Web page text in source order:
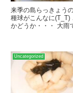
来季の島らっきょう
種球がこんなに
かどうか・・・ 大雨
Uncategorized